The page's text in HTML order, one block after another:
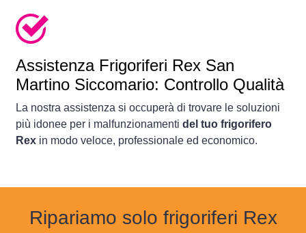
Assistenza Frigoriferi Rex San
Martino Siccomario: Controllo Qualità
La nostra assistenza si occuperà di trovare le soluzioni
più idonee per i malfunzionamenti del tuo frigorifero
Rex in modo veloce, professionale ed economico.
Ripariamo solo frigoriferi Rex